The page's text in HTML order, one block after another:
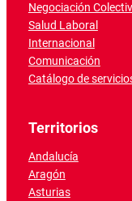
Negociación
Salud Laboral
Internacional
Comunicación
Catálogo de
Territorios
Andalucía
Aragón
Asturias